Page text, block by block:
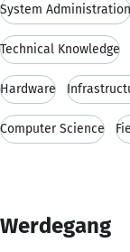
System Administration
Technical Knowledge
Hardware
Computer Science
Werdegang